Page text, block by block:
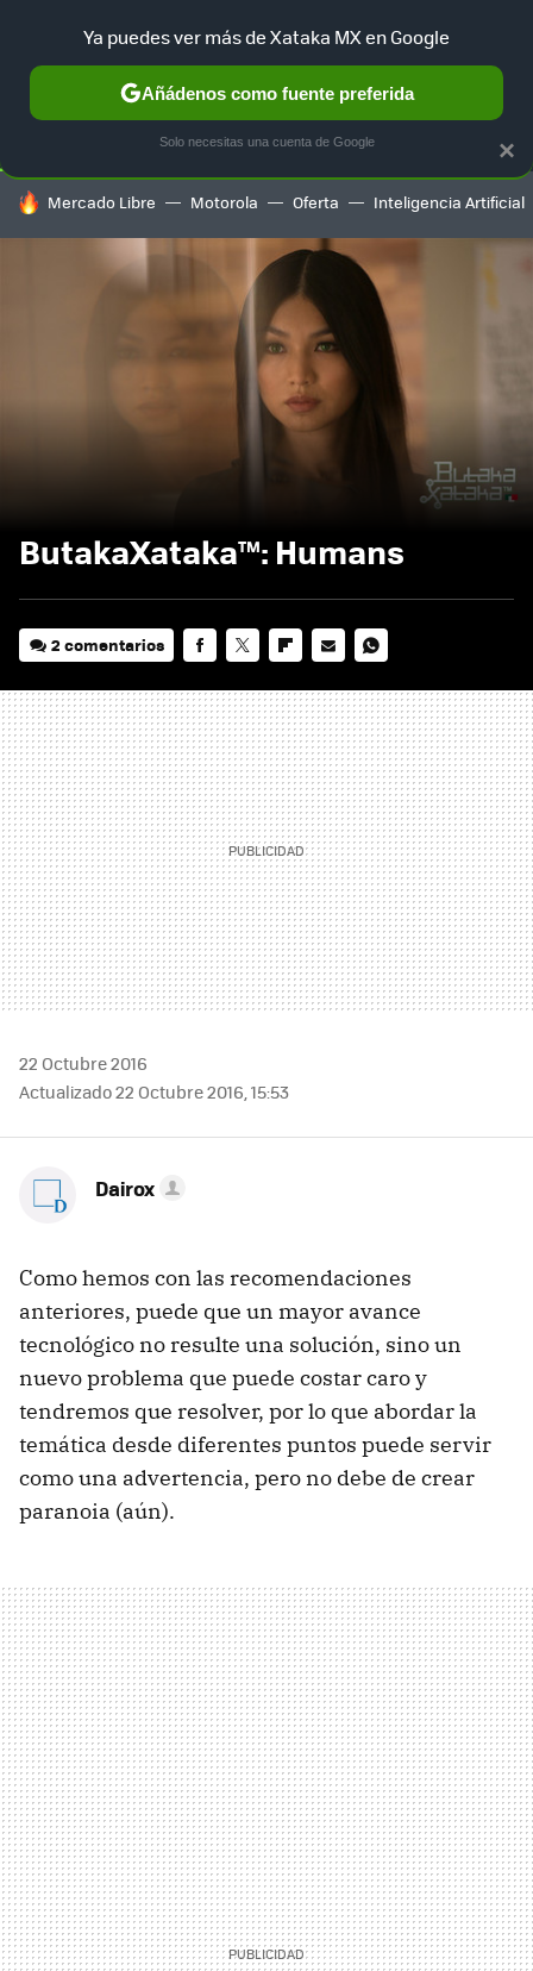
SELECCIÓN GAMING HOME AUTO TERRITORIO
HOY SE HABLA DE
Mercado Libre Motorola Oferta Inteligencia Artificial
ButakaXataka™: Humans
2 comentarios
MAIL
22 Octubre 2016
Actualizado 22 Octubre 2016, 15:53
Dairox
Como hemos con las recomendaciones
anteriores, puede que un mayor avance
tecnológico no resulte una solución, sino un
nuevo problema que puede costar caro y
tendremos que resolver, por lo que abordar la
temática desde diferentes puntos puede servir
como una advertencia, pero no debe de crear
paranoia (aún).
×
Ya puedes ver más de Xataka MX en Google
Añádenos como fuente preferida
Solo necesitas una cuenta de Google